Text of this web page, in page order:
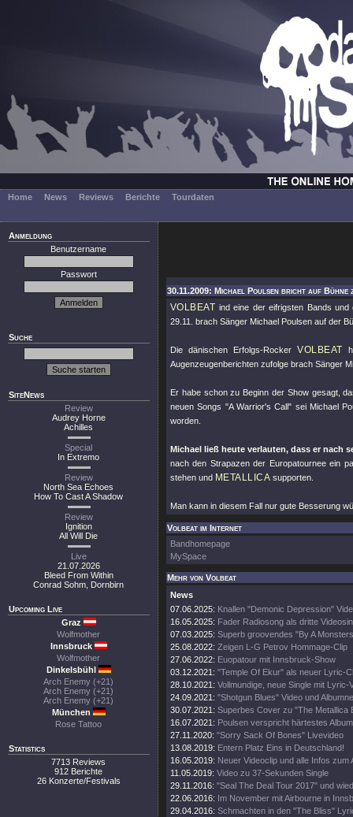
Home News Reviews Berichte Tourdaten
Anmeldung
Benutzername
Passwort
Suche
SiteNews
Review
Audrey Horne
Achilles
Special
In Extremo
Review
North Sea Echoes
How To Cast A Shadow
Review
Ignition
All Will Die
Live
21.07.2026
Bleed From Within
Conrad Sohm, Dornbirn
Upcoming Live
Graz
Wolfmother
Innsbruck
Wolfmother
Dinkelsbühl
Arch Enemy (+21)
Arch Enemy (+21)
Arch Enemy (+21)
München
Rose Tattoo
Statistics
7713 Reviews
912 Berichte
26 Konzerte/Festivals
30.11.2009: Michael Poulsen bricht auf Bühne
VOLBEAT ind eine der eifrigsten Bands
29.11. brach Sänger Michael Poulsen auf der
Die dänischen Erfolgs-RockerVOLBEAT
Augenzeugenberichten zufolge brach Sänger
Er habe schon zu Beginn der Show gesagt,
neuen Songs "A Warrior's Call" sei Michael
worden.
Michael ließ heute verlauten, dass er nach
nach den Strapazen der Europatournee ein
stehen und METALLICA supporten.
Man kann in diesem Fall nur gute Besserung
Volbeat im Internet
Bandhomepage
MySpace
Mehr von Volbeat
News
07.06.2025: Knallen "Demonic Depression"
16.05.2025: Fader Radiosong als dritte
07.03.2025: Superb groovendes "By A
25.08.2022: Zeigen L-G Petrov Hommage-Clip
27.06.2022: Euopatour mit Innsbruck-Show
03.12.2021: "Temple Of Ekur" als neuer Lyric-
28.10.2021: Vollmundige, neue Single mit Lyric-
24.09.2021: "Shotgun Blues" Video und
30.07.2021: Superbes Cover zu "The Metallica
16.07.2021: Poulsen verspricht härtestes
27.11.2020: "Sorry Sack Of Bones" Livevideo
13.08.2019: Entern Platz Eins in Deutschland!
16.05.2019: Neuer Videoclip und alle Infos zum
11.05.2019: Video zu 37-Sekunden Single
29.11.2016: "Seal The Deal Tour 2017" und
22.06.2016: Im November mit Airbourne in
29.04.2016: Schmachten in den "The Bliss"